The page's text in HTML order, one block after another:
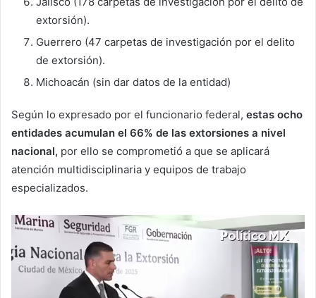
extorsión).
Guerrero (47 carpetas de investigación por el delito
de extorsión).
Michoacán (sin dar datos de la entidad)
Según lo expresado por el funcionario federal, estas ocho
entidades acumulan el 66% de las extorsiones a nivel
nacional, por ello se comprometió a que se aplicará
atención multidisciplinaria y equipos de trabajo
especializados.